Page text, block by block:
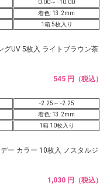
0.00～ -10.00
着色: 13.2mm
1箱 5枚入り
グUV 5枚入 ライトブラウン茶
545 円（税込）
-2.25～ -2.25
着色: 13.2mm
1箱 10枚入り
ー カラー 10枚入 ノスタルジ
1,030 円（税込）